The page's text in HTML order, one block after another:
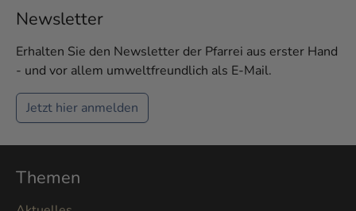
Newsletter
Erhalten Sie den Newsletter der Pfarrei aus erster Hand
- und vor allem umweltfreundlich als E-Mail.
Jetzt hier anmelden
Themen